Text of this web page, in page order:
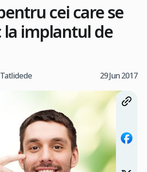
cei care se
la implantul de
29 Jun 2017